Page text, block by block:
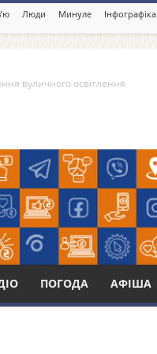
Люди Минуле Інфографіка
ПОГОДА АФІША
вуличного освітлення